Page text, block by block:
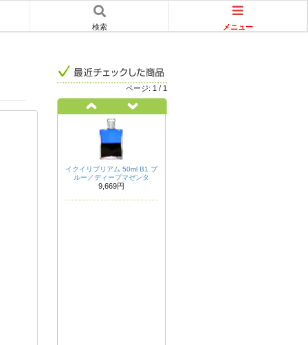
検索 メニュー
ページ: 1 / 1
イクイリブリアム 50ml B1 ブ
ルー／ディープマゼンタ
9,669円